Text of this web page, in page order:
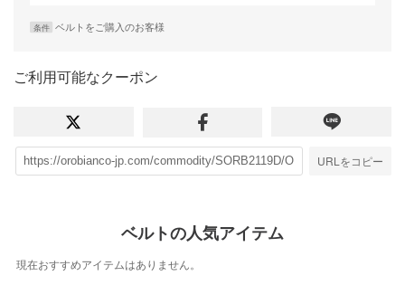
条件 ベルトをご購入のお客様
ご利用可能なクーポン
URLをコピー
ベルトの人気アイテム
現在おすすめアイテムはありません。